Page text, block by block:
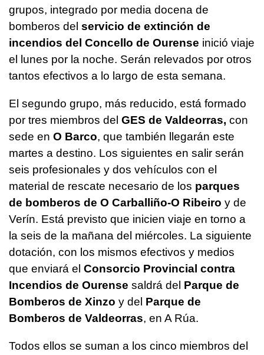
grupos, integrado por media docena de
bomberos del servicio de extinción de
incendios del Concello de Ourense inició viaje
el lunes por la noche. Serán relevados por otros
tantos efectivos a lo largo de esta semana.
El segundo grupo, más reducido, está formado
por tres miembros del GES de Valdeorras, con
sede en O Barco, que también llegarán este
martes a destino. Los siguientes en salir serán
seis profesionales y dos vehículos con el
material de rescate necesario de los parques
de bomberos de O Carballiño-O Ribeiro y de
Verín. Está previsto que inicien viaje en torno a
la seis de la mañana del miércoles. La siguiente
dotación, con los mismos efectivos y medios
que enviará el Consorcio Provincial contra
Incendios de Ourense saldrá del Parque de
Bomberos de Xinzo y del Parque de
Bomberos de Valdeorras, en A Rúa.
Todos ellos se suman a los cinco miembros del